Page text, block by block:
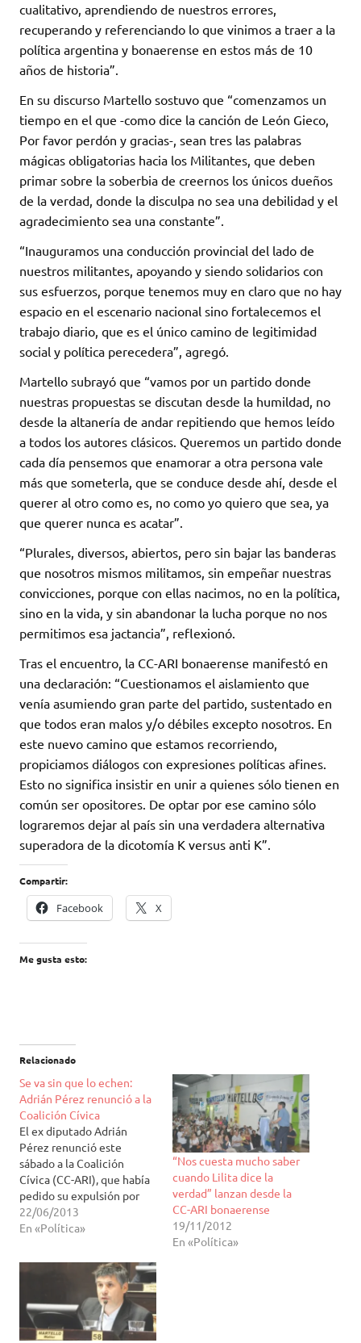
cualitativo, aprendiendo de nuestros errores,
recuperando y referenciando lo que vinimos a traer a la
política argentina y bonaerense en estos más de 10
años de historia”.
En su discurso Martello sostuvo que “comenzamos un
tiempo en el que -como dice la canción de León Gieco,
Por favor perdón y gracias-, sean tres las palabras
mágicas obligatorias hacia los Militantes, que deben
primar sobre la soberbia de creernos los únicos dueños
de la verdad, donde la disculpa no sea una debilidad y el
agradecimiento sea una constante”.
“Inauguramos una conducción provincial del lado de
nuestros militantes, apoyando y siendo solidarios con
sus esfuerzos, porque tenemos muy en claro que no hay
espacio en el escenario nacional sino fortalecemos el
trabajo diario, que es el único camino de legitimidad
social y política perecedera”, agregó.
Martello subrayó que “vamos por un partido donde
nuestras propuestas se discutan desde la humildad, no
desde la altanería de andar repitiendo que hemos leído
a todos los autores clásicos. Queremos un partido donde
cada día pensemos que enamorar a otra persona vale
más que someterla, que se conduce desde ahí, desde el
querer al otro como es, no como yo quiero que sea, ya
que querer nunca es acatar”.
“Plurales, diversos, abiertos, pero sin bajar las banderas
que nosotros mismos militamos, sin empeñar nuestras
convicciones, porque con ellas nacimos, no en la política,
sino en la vida, y sin abandonar la lucha porque no nos
permitimos esa jactancia”, reflexionó.
Tras el encuentro, la CC-ARI bonaerense manifestó en
una declaración: “Cuestionamos el aislamiento que
venía asumiendo gran parte del partido, sustentado en
que todos eran malos y/o débiles excepto nosotros. En
este nuevo camino que estamos recorriendo,
propiciamos diálogos con expresiones políticas afines.
Esto no significa insistir en unir a quienes sólo tienen en
común ser opositores. De optar por ese camino sólo
lograremos dejar al país sin una verdadera alternativa
superadora de la dicotomía K versus anti K”.
Compartir:
Facebook X
Me gusta esto:
Relacionado
Se va sin que lo echen:
Adrián Pérez renunció a la
Coalición Cívica
El ex diputado Adrián
Pérez renunció este
sábado a la Coalición
Cívica (CC-ARI), que había
pedido su expulsión por
haberse incorporado al
Frente Renovador que
Tigre, Sergio Massa.
Voceros de Pérez
reconocieron que el ex
diputado aceptó ocupar el
séptimo lugar en la lista de
22/06/2013
En «Política»
“Nos cuesta mucho saber
cuando Lilita dice la
verdad” lanzan desde la
CC-ARI bonaerense
19/11/2012
En «Política»